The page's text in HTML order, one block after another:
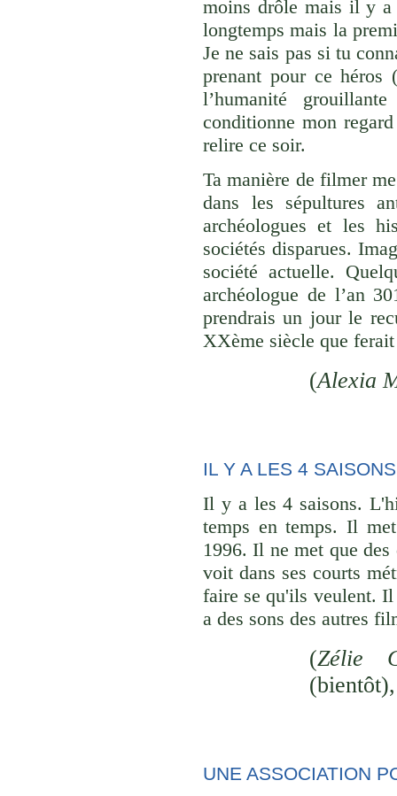
moins drôle mais il y
longtemps mais la
Je ne sais pas si tu
prenant pour ce
l’humanité
conditionne mon
relire ce soir.
Ta manière de filmer
dans les sépultures
archéologues et les
sociétés disparues.
société actuelle.
archéologue de l’an
prendrais un jour le
XXème siècle que
(Alexia
IL Y A LES 4 SAISONS
Il y a les 4 saisons.
temps en temps. Il
1996. Il ne met que
voit dans ses courts
faire se qu'ils veulent.
a des sons des autres
(Zélie
UNE ASSOCIATION